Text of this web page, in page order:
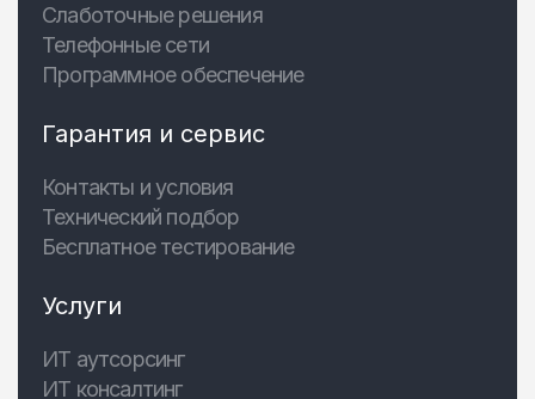
Слаботочные решения
Телефонные сети
Программное обеспечение
Гарантия и сервис
Контакты и условия
Технический подбор
Бесплатное тестирование
Услуги
ИТ аутсорсинг
ИТ консалтинг